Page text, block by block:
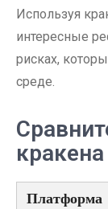
Используя
интересные
рисках,
среде.
Платформа